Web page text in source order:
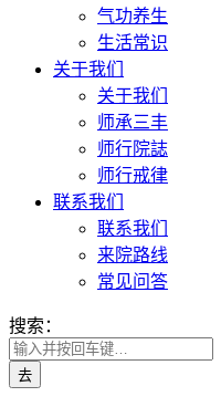
气功养生
生活常识
关于我们
关于我们
师承三丰
师行院誌
师行戒律
联系我们
联系我们
来院路线
常见问答
搜索：